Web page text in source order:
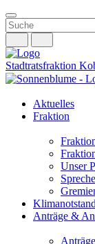
Weiter
zum
Inhalt
Stadtratsfraktion
Aktuelles
Fraktion
Unser
Klimanotstand
Anträge &